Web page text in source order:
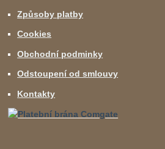
Způsoby platby
Cookies
Obchodní podminky
Odstoupení od smlouvy
Kontakty